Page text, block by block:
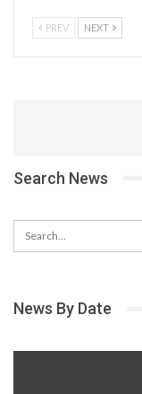
PREV NEXT
Search News
News By Date